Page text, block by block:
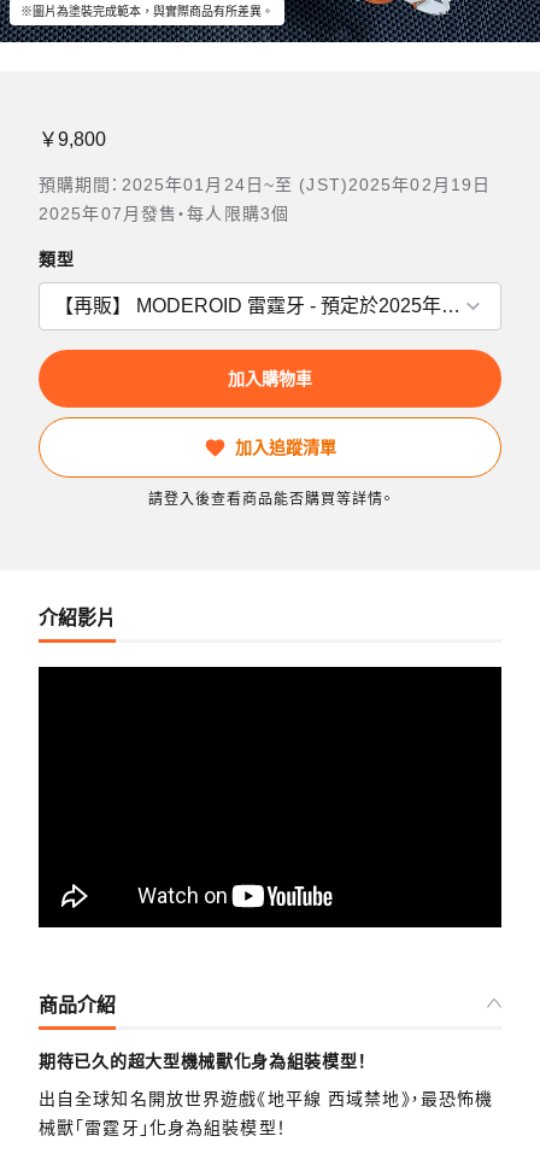
※圖片為塗裝完成範本，與實際商品有所差異。
￥9,800
預購期間：2025年01月24日~至 (JST)2025年02月19日
2025年07月發售・每人限購3個
類型
加入購物車
加入追蹤清單
請登入後查看商品能否購買等詳情。
介紹影片
商品介紹
期待已久的超大型機械獸化身為組裝模型！
出自全球知名開放世界遊戲《地平線 西域禁地》，最恐怖機
械獸「雷霆牙」化身為組裝模型！